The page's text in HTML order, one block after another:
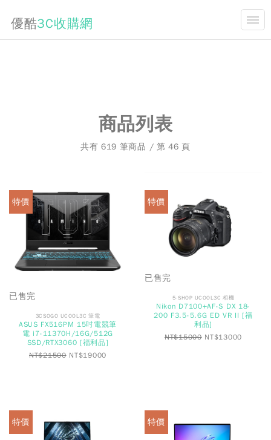
優酷3C收購網 開
商品購買
商品列表
共有 619 筆商品 / 第 46 頁
特價
已售完
3CSOGO UCOOL3C 筆電
ASUS FX516PM 15吋電競筆
電 i7-11370H/16G/512G
SSD/RTX3060 [福利品]
NT$21500 NT$19000
特價
已售完
5-SHOP UCOOL3C 相機
Nikon D7100+AF-S DX 18-
200 F3.5-5.6G ED VR II [福
利品]
NT$15000 NT$13000
特價 特價